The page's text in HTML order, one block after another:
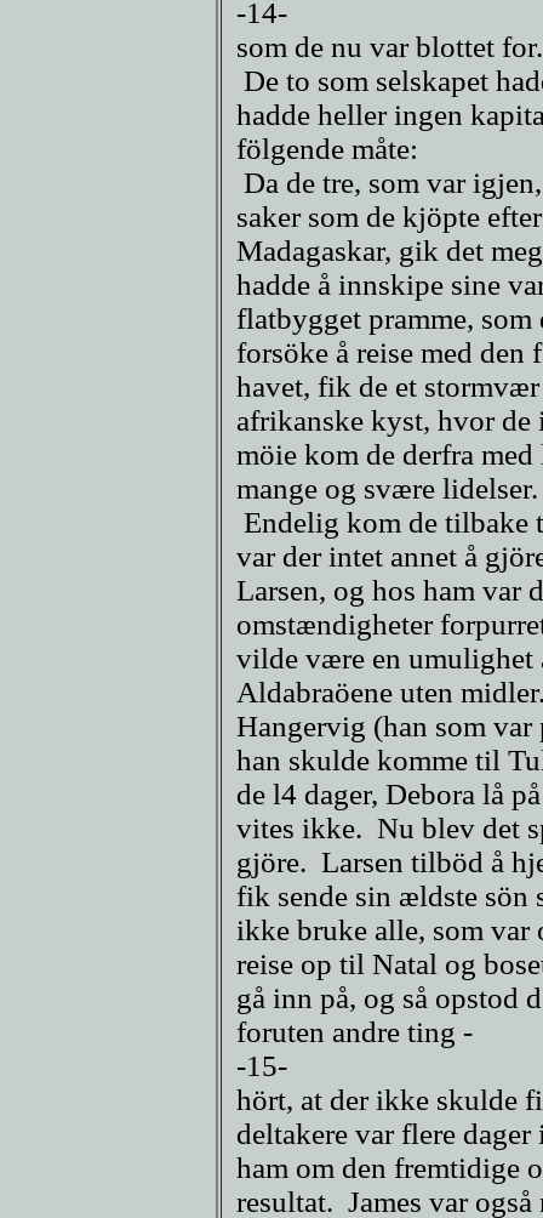
-14-
som de nu var blottet for.
De to som selskapet
hadde heller ingen
fölgende måte:
Da de tre, som var
saker som de kjöpte
Madagaskar, gik det
hadde å innskipe sine
flatbygget pramme, som
forsöke å reise med den
havet, fik de et
afrikanske kyst, hvor
möie kom de derfra
mange og svære lidelser.
Endelig kom de
var der intet annet å
Larsen, og hos ham var
omstændigheter
vilde være en umulighet
Aldabraöene uten
Hangervig (han som
han skulde komme til
de l4 dager, Debora lå
vites ikke. Nu blev det
gjöre. Larsen tilböd å
fik sende sin ældste sön
ikke bruke alle, som
reise op til Natal og
gå inn på, og så opstod
foruten andre ting -
-15-
hört, at der ikke skulde
deltakere var flere
ham om den fremtidige
resultat. James var